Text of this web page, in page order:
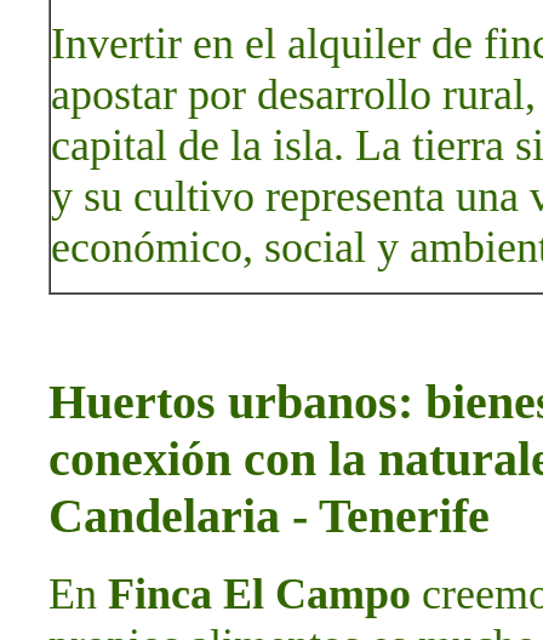
Invertir en el alquiler de
apostar por desarrollo
capital de la isla. La tierra
y su cultivo representa una
económico, social y
Huertos urbanos:
conexión con la
Candelaria - Tenerife
En Finca El Campo